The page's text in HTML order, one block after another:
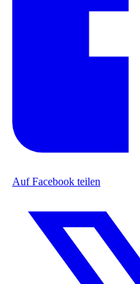
Auf Facebook teilen